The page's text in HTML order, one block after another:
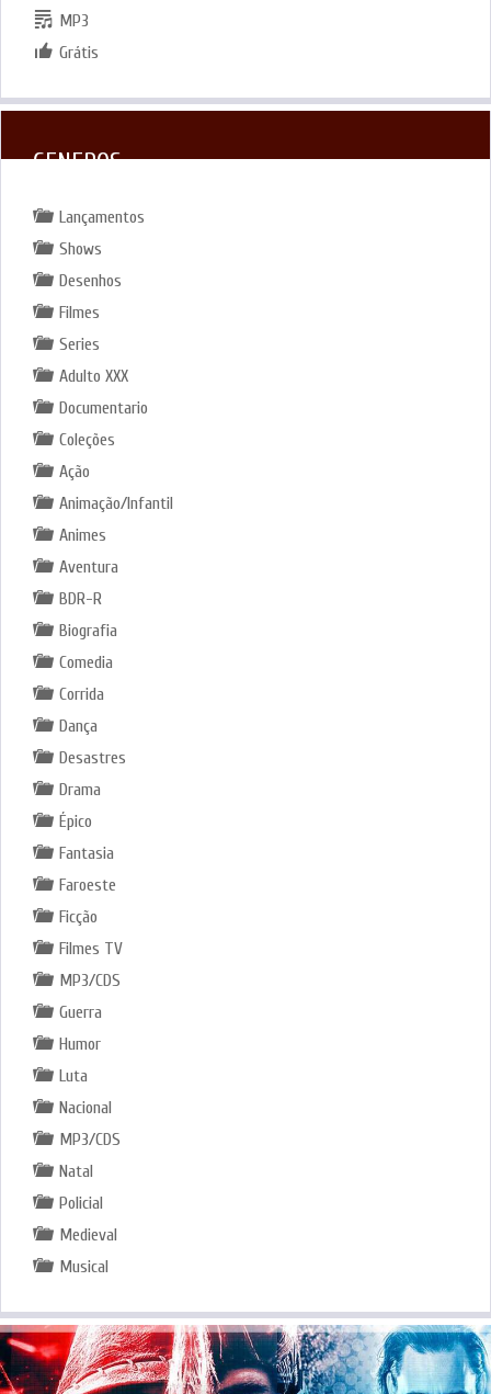
MP3
Grátis
GENEROS
Lançamentos
Shows
Desenhos
Filmes
Series
Adulto XXX
Documentario
Coleções
Ação
Animação/Infantil
Animes
Aventura
BDR-R
Biografia
Comedia
Corrida
Dança
Desastres
Drama
Épico
Fantasia
Faroeste
Ficção
Filmes TV
MP3/CDS
Guerra
Humor
Luta
Nacional
MP3/CDS
Natal
Policial
Medieval
Musical